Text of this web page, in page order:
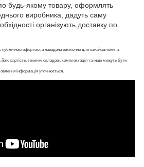
будь-якому товару, оформлять
виробника, дадуть саму
організують доставку по
публічною офертою, а наведена виключно для ознайомлення з
вартість, технічні складові, комплектація та інше можуть бути
інформація уточнюється.